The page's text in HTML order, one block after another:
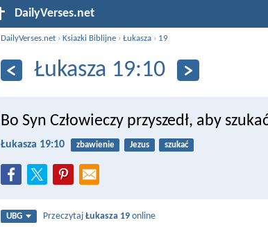
DailyVerses.net
DailyVerses.net ›Ksiazki Biblijne ›Łukasza › 19
Łukasza 19:10
Bo Syn Człowieczy przyszedł, aby
Łukasza 19:10 zbawienie Jezus szukać
UBG PrzeczytajŁukasza 19 online